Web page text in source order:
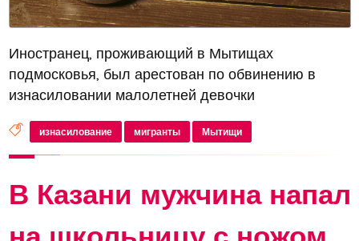
Иностранец, проживающий в Мытищах
подмосковья, был арестован по обвинению в
изнасиловании малолетней девочки
изнасилование мигранты Мытищи
В Казани мужчина напал